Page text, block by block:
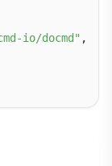
io/docmd" ,